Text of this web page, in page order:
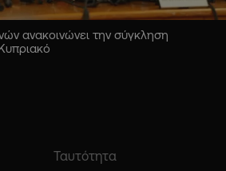
ανακοινώνει την σύγκληση
Ταυτότητα